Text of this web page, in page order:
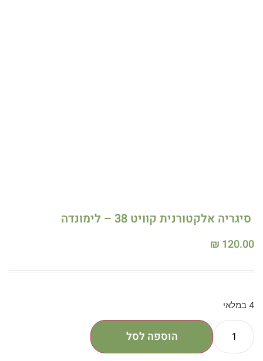
סיגריה אלקטורנית קוויט 38 – לימונדה
₪ 120.00
4 במלאי
הוספה לסל